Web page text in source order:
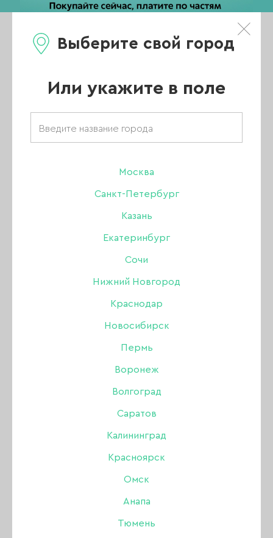
Выберите свой город
Или укажите в поле
Москва
Санкт-Петербург
Казань
Екатеринбург
Сочи
Нижний Новгород
Краснодар
Новосибирск
Пермь
Воронеж
Волгоград
Саратов
Калининград
Красноярск
Омск
Анапа
Тюмень
Каталог
Товары бренда
«Joo-Joo»
ПРАЙМЕР / УЛЬТРАБОНД
КОЛЛЕКЦИЯ AMERICANO